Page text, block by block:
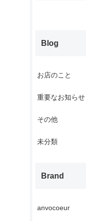
Blog
お店のこと
重要なお知らせ
その他
未分類
Brand
anvocoeur